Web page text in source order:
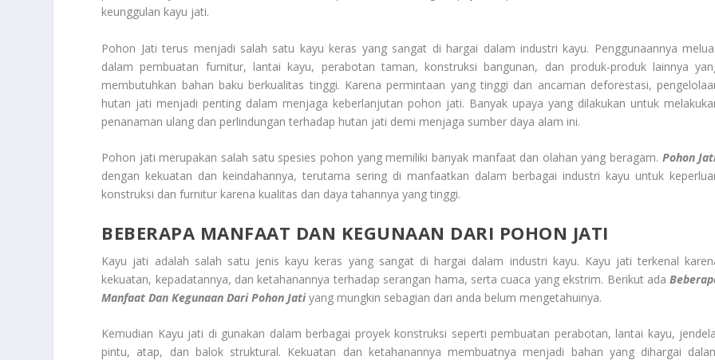
keunggulan kayu jati.
Pohon Jati terus menjadi salah satu kayu keras yang sangat di hargai dalam industri kayu. Penggunaannya
dalam pembuatan furnitur, lantai kayu, perabotan taman, konstruksi bangunan, dan produk-produk lainnya
membutuhkan bahan baku berkualitas tinggi. Karena permintaan yang tinggi dan ancaman deforestasi,
hutan jati menjadi penting dalam menjaga keberlanjutan pohon jati. Banyak upaya yang dilakukan untuk
penanaman ulang dan perlindungan terhadap hutan jati demi menjaga sumber daya alam ini.
Pohon jati merupakan salah satu spesies pohon yang memiliki banyak manfaat dan olahan yang beragam. Pohon
dengan kekuatan dan keindahannya, terutama sering di manfaatkan dalam berbagai industri kayu untuk
konstruksi dan furnitur karena kualitas dan daya tahannya yang tinggi.
BEBERAPA MANFAAT DAN KEGUNAAN DARI POHON JATI
Kayu jati adalah salah satu jenis kayu keras yang sangat di hargai dalam industri kayu. Kayu jati terkenal
kekuatan, kepadatannya, dan ketahanannya terhadap serangan hama, serta cuaca yang ekstrim. Berikut ada
Manfaat Dan Kegunaan Dari Pohon Jatiyang mungkin sebagian dari anda belum mengetahuinya.
Kemudian Kayu jati di gunakan dalam berbagai proyek konstruksi seperti pembuatan perabotan, lantai kayu,
pintu, atap, dan balok struktural. Kekuatan dan ketahanannya membuatnya menjadi bahan yang dihargai